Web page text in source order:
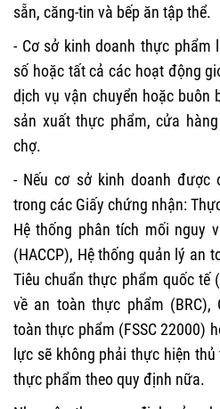
sẵn, căng-tin và bếp ăn tập thể.
- Cơ sở kinh doanh thực phẩm
số hoặc tất cả các hoạt động
dịch vụ vận chuyển hoặc buôn
sản xuất thực phẩm, cửa
chợ.
- Nếu cơ sở kinh doanh
trong các Giấy chứng nhận:
Hệ thống phân tích mối nguy
(HACCP), Hệ thống quản lý an
Tiêu chuẩn thực phẩm quốc tế
về an toàn thực phẩm (BRC),
toàn thực phẩm (FSSC 22000)
lực sẽ không phải thực hiện
thực phẩm theo quy định nữa.